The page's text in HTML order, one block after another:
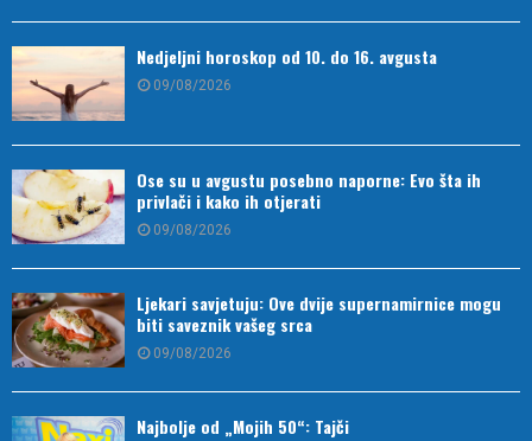
Nedjeljni horoskop od 10. do 16. avgusta
09/08/2026
Ose su u avgustu posebno naporne: Evo šta ih
privlači i kako ih otjerati
09/08/2026
Ljekari savjetuju: Ove dvije supernamirnice mogu
biti saveznik vašeg srca
09/08/2026
Najbolje od „Mojih 50“: Tajči